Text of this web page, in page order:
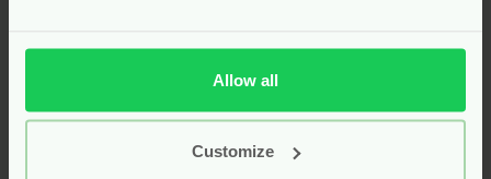
Allow all
Customize
het sporten, slapen en reizen. Op Pure Start vind je
een betrouwbare selectie menstruatiecups,
zorgvuldig gekozen voor vrouwen die bewust kiezen.